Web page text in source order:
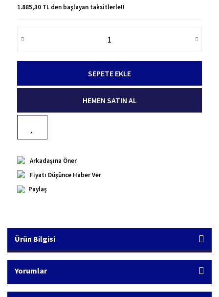
1.885,30 TL den başlayan taksitlerle!!
SEPETE EKLE
HEMEN SATIN AL
Arkadaşına Öner
Fiyatı Düşünce Haber Ver
Paylaş
Ürün Bilgisi
Yorumlar